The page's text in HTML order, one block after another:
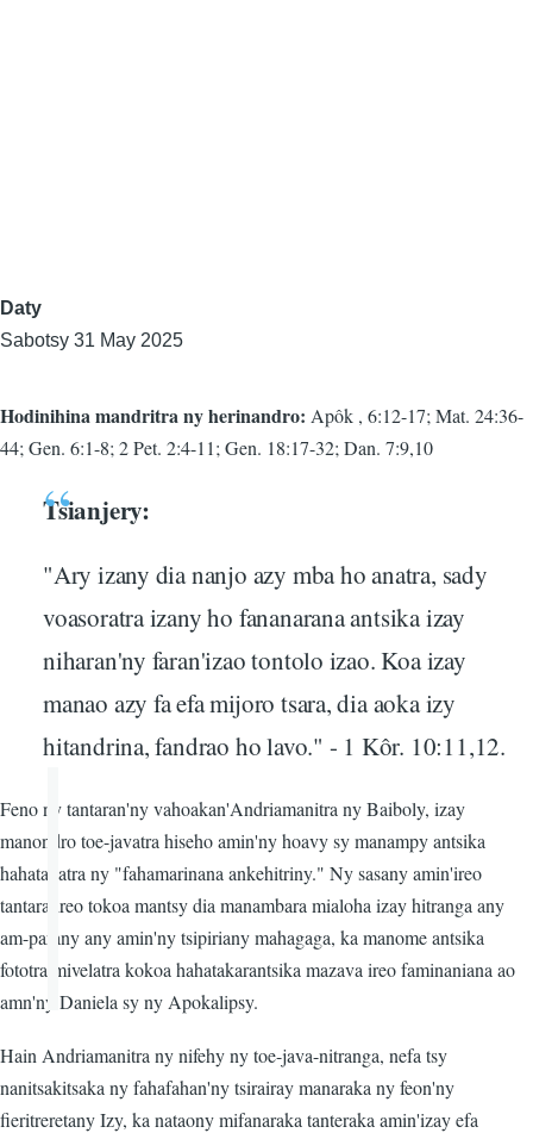
Daty
Sabotsy 31 May 2025
Hodinihina mandritra ny herinandro: Apôk , 6:12-17; Mat. 24:36-
44; Gen. 6:1-8; 2 Pet. 2:4-11; Gen. 18:17-32; Dan. 7:9,10
Tsianjery:
"Ary izany dia nanjo azy mba ho anatra, sady
voasoratra izany ho fananarana antsika izay
niharan'ny faran'izao tontolo izao. Koa izay
manao azy fa efa mijoro tsara, dia aoka izy
hitandrina, fandrao ho lavo." - 1 Kôr. 10:11,12.
Feno ny tantaran'ny vahoakan'Andriamanitra ny Baiboly, izay
manondro toe-javatra hiseho amin'ny hoavy sy manampy antsika
hahatakatra ny "fahamarinana ankehitriny." Ny sasany amin'ireo
tantara ireo tokoa mantsy dia manambara mialoha izay hitranga any
am-parany any amin'ny tsipiriany mahagaga, ka manome antsika
fototra mivelatra kokoa hahatakarantsika mazava ireo faminaniana ao
amn'ny Daniela sy ny Apokalipsy.
Hain Andriamanitra ny nifehy ny toe-java-nitranga, nefa tsy
nanitsakitsaka ny fahafahan'ny tsirairay manaraka ny feon'ny
fieritreretany Izy, ka nataony mifanaraka tanteraka amin'izay efa